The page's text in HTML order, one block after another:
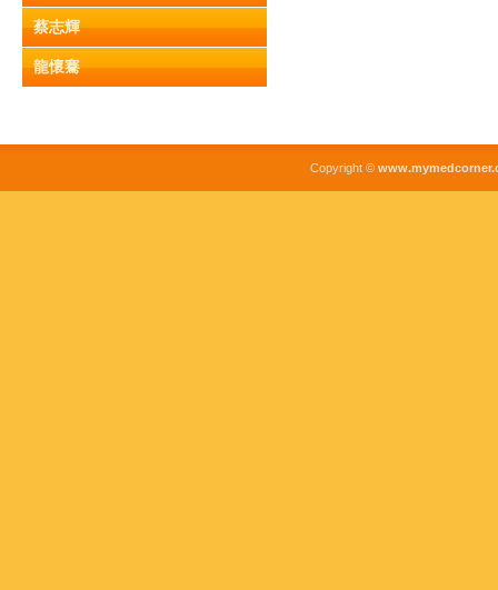
蔡志輝
龍懷騫
Copyright ©